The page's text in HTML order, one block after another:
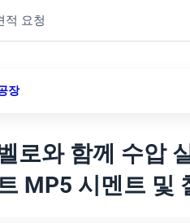
적 요청
장
로와 함께 수압
MP5 시멘트 및